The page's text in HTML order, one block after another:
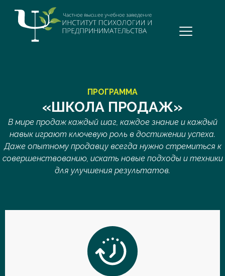
содержимому
ПРОГРАММА
«ШКОЛА ПРОДАЖ»
В мире продаж каждый шаг, каждое знание и каждый
навык играют ключевую роль в достижении успеха.
Даже опытному продавцу всегда нужно стремиться к
совершенствованию, искать новые подходы и техники
для улучшения результатов.